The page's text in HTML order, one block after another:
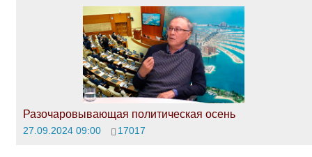
Разочаровывающая политическая осень
27.09.2024 09:00 17017